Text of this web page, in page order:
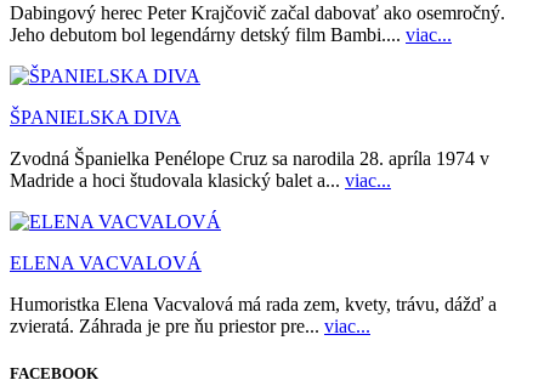
Dabingový herec Peter Krajčovič začal dabovať ako osemročný.
Jeho debutom bol legendárny detský film Bambi.... viac...
ŠPANIELSKA DIVA
Zvodná Španielka Penélope Cruz sa narodila 28. apríla 1974 v
Madride a hoci študovala klasický balet a... viac...
ELENA VACVALOVÁ
Humoristka Elena Vacvalová má rada zem, kvety, trávu, dážď a
zvieratá. Záhrada je pre ňu priestor pre... viac...
FACEBOOK